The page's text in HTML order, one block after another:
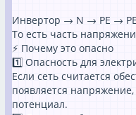
Инвертор → N → PE →
То есть часть
⚡ Почему это опасно
1️⃣ Опасность для
Если сеть считается
появляется
потенциал.